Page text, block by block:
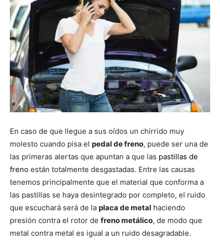
En caso de que llegue a sus oídos un chirrido muy
molesto cuando pisa el pedal de freno, puede ser una de
las primeras alertas que apuntan a que las pastillas de
freno están totalmente desgastadas. Entre las causas
tenemos principalmente que el material que conforma a
las pastillas se haya desintegrado por completo, el ruido
que escuchará será de la placa de metal haciendo
presión contra el rotor de freno metálico, de modo que
metal contra metal es igual a un ruido desagradable.